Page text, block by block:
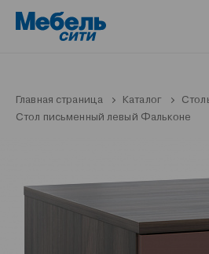
Главная страница Каталог
Стол письменный левый Фальконе